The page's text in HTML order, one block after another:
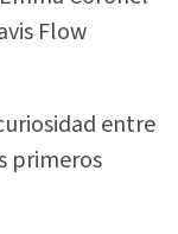
Flow
entre
primeros